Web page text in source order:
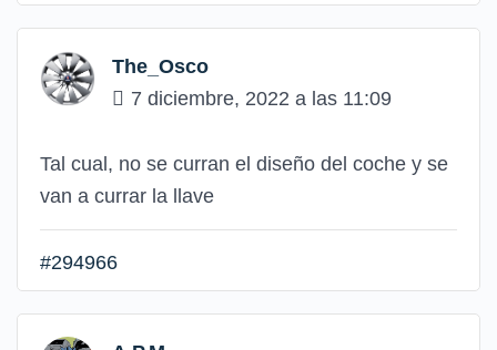
The_Osco
7 diciembre, 2022 a las 11:09
Tal cual, no se curran el diseño del coche y se
van a currar la llave
#294966